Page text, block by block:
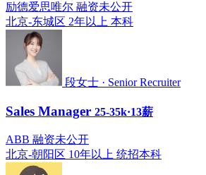
励德爱思唯尔 融资未公开
北京-东城区 2年以上 本科
段女士 · Senior Recruiter
Sales Manager 25-35k·13薪
ABB 融资未公开
北京-朝阳区 10年以上 统招本科